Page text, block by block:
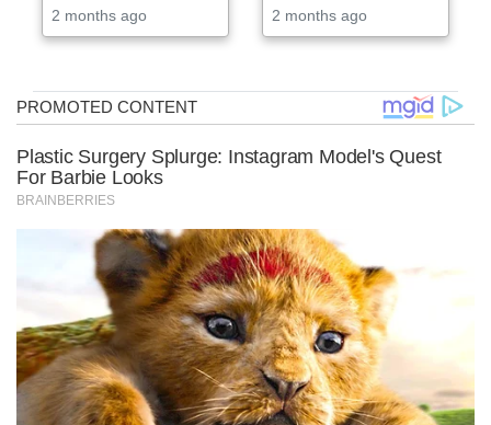
2 months ago 2 months ago